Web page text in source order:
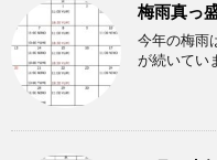
梅雨真っ
今年の梅雨
が続いてい